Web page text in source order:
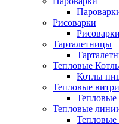
Рисоварки
Рисоварки
Тарталетницы
Тепловые
Котлы
Тепловые
Тепловые